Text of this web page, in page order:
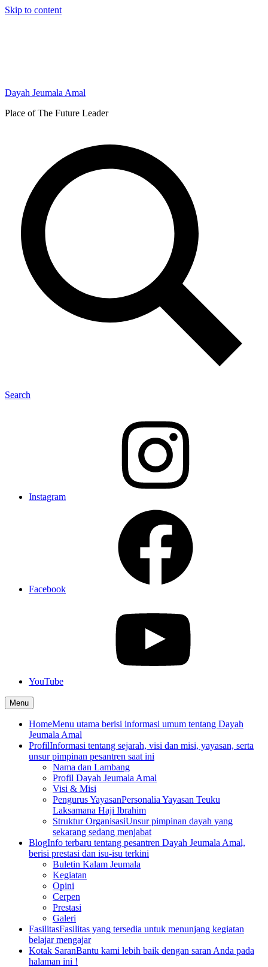
Skip to content
Dayah Jeumala Amal
Place of The Future Leader
Search
Instagram
Facebook
YouTube
Menu
HomeMenu utama berisi informasi umum tentang Dayah
Jeumala Amal
ProfilInformasi tentang sejarah, visi dan misi, yayasan, serta
unsur pimpinan pesantren saat ini
Nama dan Lambang
Profil Dayah Jeumala Amal
Visi & Misi
Pengurus YayasanPersonalia Yayasan Teuku
Laksamana Haji Ibrahim
Struktur OrganisasiUnsur pimpinan dayah yang
sekarang sedang menjabat
BlogInfo terbaru tentang pesantren Dayah Jeumala Amal,
berisi prestasi dan isu-isu terkini
Buletin Kalam Jeumala
Kegiatan
Opini
Cerpen
Prestasi
Galeri
FasilitasFasilitas yang tersedia untuk menunjang kegiatan
belajar mengajar
Kotak SaranBantu kami lebih baik dengan saran Anda pada
halaman ini !